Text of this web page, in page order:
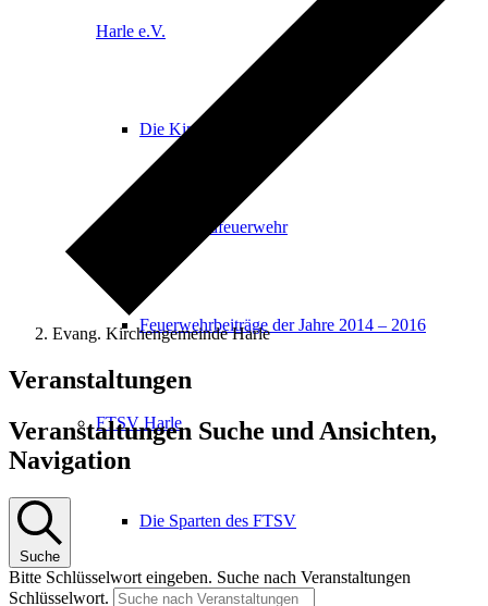
Harle e.V.
Die Kinderfeuerwehr
Die Jugendfeuerwehr
Feuerwehrbeiträge der Jahre 2014 – 2016
FTSV Harle
Die Sparten des FTSV
Evang. Kirchengemeinde Harle
Veranstaltungen
Veranstaltungen Suche und Ansichten,
Navigation
Suche
Bitte Schlüsselwort eingeben. Suche nach Veranstaltungen
Schlüsselwort.